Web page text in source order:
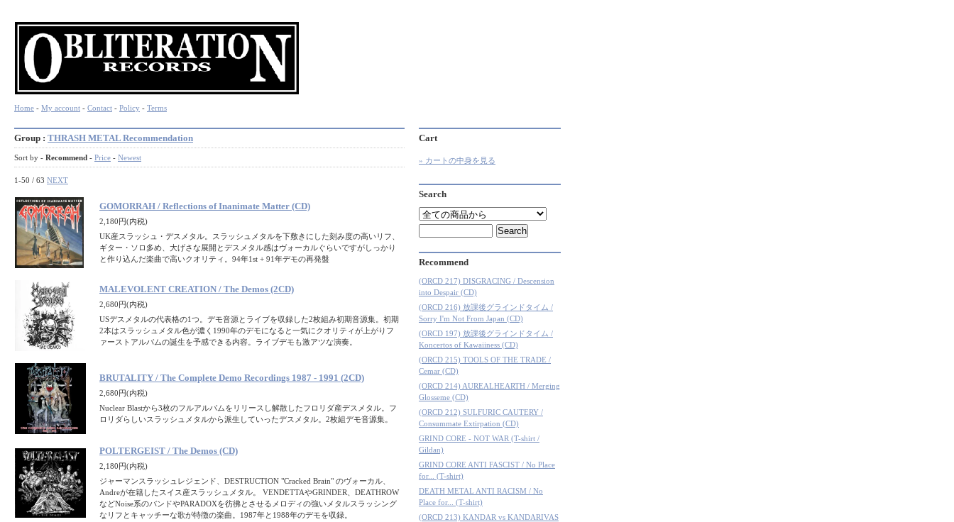
Home - My account - Contact - Policy - Terms
Group : THRASH METAL Recommendation
Sort by - Recommend - Price - Newest
1-50 / 63 NEXT
GOMORRAH / Reflections of Inanimate Matter (CD)
2,180円(内税)
UK産スラッシュ・デスメタル。スラッシュメタルを下敷きにした刻み度の高いリフ、
ギター・ソロ多め、大げさな展開とデスメタル感はヴォーカルぐらいですがしっかり
と作り込んだ楽曲で高いクオリティ。94年1st + 91年デモの再発盤
MALEVOLENT CREATION / The Demos (2CD)
2,680円(内税)
USデスメタルの代表格の1つ。デモ音源とライブを収録した2枚組み初期音源集。初期
2本はスラッシュメタル色が濃く1990年のデモになると一気にクオリティが上がりフ
ァーストアルバムの誕生を予感できる内容。ライブデモも激アツな演奏。
BRUTALITY / The Complete Demo Recordings 1987 - 1991 (2CD)
2,680円(内税)
Nuclear Blastから3枚のフルアルバムをリリースし解散したフロリダ産デスメタル。フ
ロリダらしいスラッシュメタルから派生していったデスメタル。2枚組デモ音源集。
POLTERGEIST / The Demos (CD)
2,180円(内税)
ジャーマンスラッシュレジェンド、DESTRUCTION "Cracked Brain" のヴォーカル、
Andreが在籍したスイス産スラッシュメタル。 VENDETTAやGRINDER、DEATHROW
などNoise系のバンドやPARADOXを彷彿とさせるメロディの強いメタルスラッシング
なリフとキャッチーな歌が特徴の楽曲。1987年と1988年のデモを収録。
Cart
» カートの中身を見る
Search
Recommend
(ORCD 217) DISGRACING / Descension
into Despair (CD)
(ORCD 216) 放課後グラインドタイム /
Sorry I'm Not From Japan (CD)
(ORCD 197) 放課後グラインドタイム /
Koncertos of Kawaiiness (CD)
(ORCD 215) TOOLS OF THE TRADE /
Cemar (CD)
(ORCD 214) AUREALHEARTH / Merging
Glosseme (CD)
(ORCD 212) SULFURIC CAUTERY /
Consummate Extirpation (CD)
GRIND CORE - NOT WAR (T-shirt /
Gildan)
GRIND CORE ANTI FASCIST / No Place
for... (T-shirt)
DEATH METAL ANTI RACISM / No
Place for... (T-shirt)
(ORCD 213) KANDAR vs KANDARIVAS